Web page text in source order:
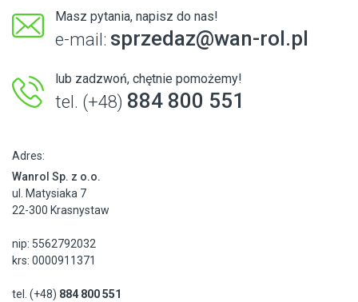
Masz pytania, napisz do nas!
e-mail: sprzedaz@wan-rol.pl
lub zadzwoń, chętnie pomożemy!
tel. (+48) 884 800 551
Adres:
Wanrol Sp. z o.o.
ul. Matysiaka 7
22-300 Krasnystaw
nip: 5562792032
krs: 0000911371
tel. (+48) 884 800 551